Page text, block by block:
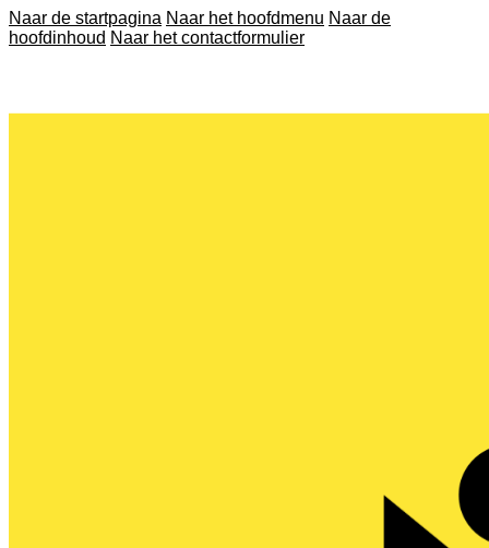
Naar de startpagina Naar het hoofdmenu Naar de
hoofdinhoud Naar het contactformulier